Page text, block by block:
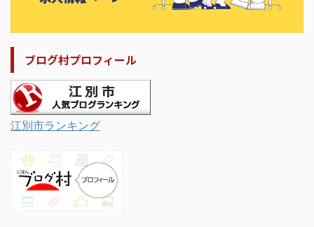
ブログ村プロフィール
江別市ランキング